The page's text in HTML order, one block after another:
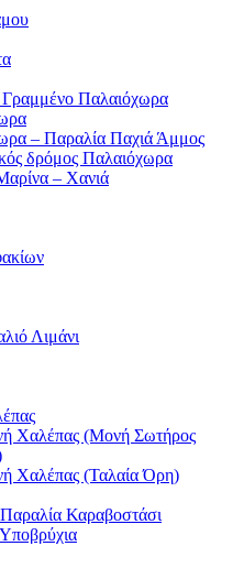
Παλαιόχωρα
– Παραλία Παχιά Άμμος
δρόμος Παλαιόχωρα
– Χανιά
Λιμάνι
Χαλέπας (Μονή Σωτήρος
Χαλέπας (Ταλαία Όρη)
Καραβοστάσι